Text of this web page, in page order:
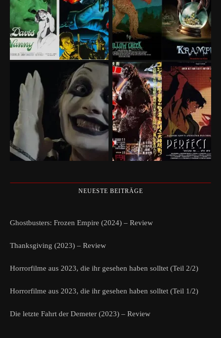
NEUESTE BEITRÄGE
Ghostbusters: Frozen Empire (2024) – Review
Thanksgiving (2023) – Review
Horrorfilme aus 2023, die ihr gesehen haben solltet (Teil 2/2)
Horrorfilme aus 2023, die ihr gesehen haben solltet (Teil 1/2)
Die letzte Fahrt der Demeter (2023) – Review